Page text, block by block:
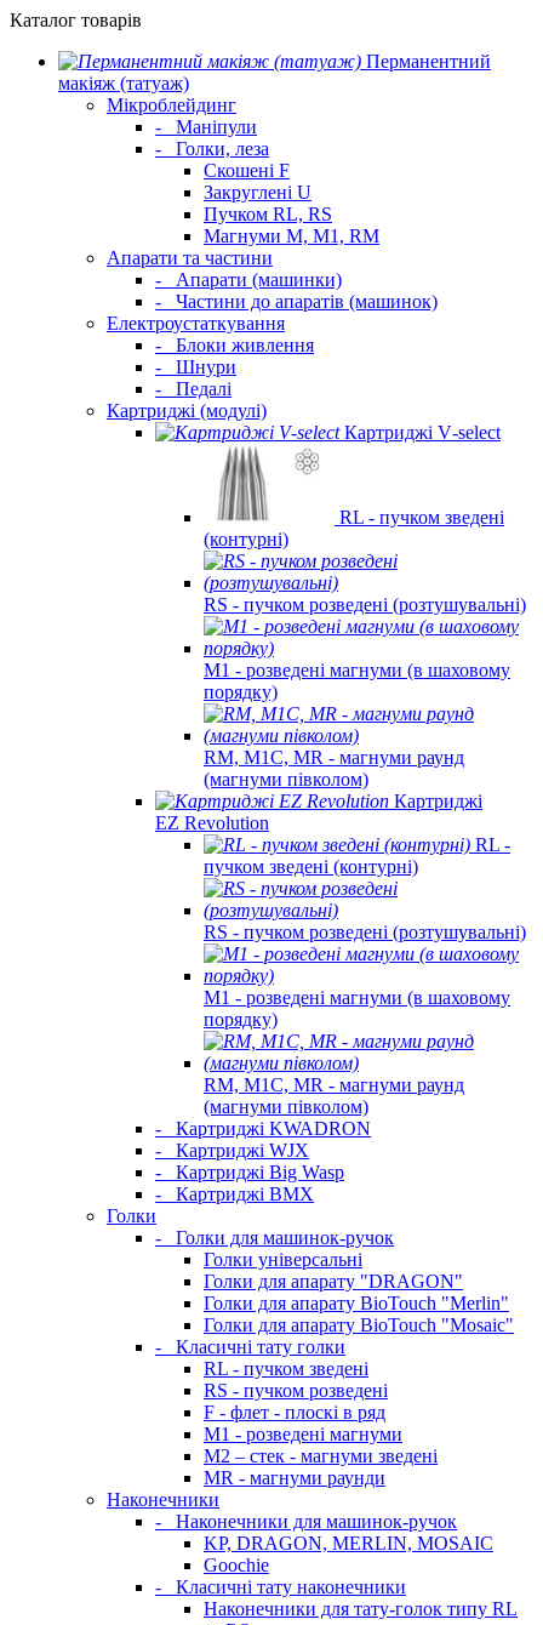
Каталог товарів
Перманентний
макіяж (татуаж)
Мікроблейдинг
-
Маніпули
-
Голки, леза
Скошені F
Закруглені U
Пучком RL, RS
Магнуми M, M1, RM
Апарати та частини
-
Апарати (машинки)
-
Частини до апаратів (машинок)
Електроустаткування
-
Блоки живлення
-
Шнури
-
Педалі
Картриджі (модулі)
Картриджі V‑select
RL - пучком зведені
(контурні)
RS - пучком розведені (розтушувальні)
M1 - розведені магнуми (в шаховому
порядку)
RM, M1C, MR - магнуми раунд
(магнуми півколом)
Картриджі
EZ Revolution
RL -
пучком зведені (контурні)
RS - пучком розведені (розтушувальні)
M1 - розведені магнуми (в шаховому
порядку)
RM, M1C, MR - магнуми раунд
(магнуми півколом)
-
Картриджі KWADRON
-
Картриджі WJX
-
Картриджі Big Wasp
-
Картриджі BMX
Голки
-
Голки для машинок-ручок
Голки універсальні
Голки для апарату "DRAGON"
Голки для апарату BioTouch "Merlin"
Голки для апарату BioTouch "Mosaic"
-
Класичні тату голки
RL - пучком зведені
RS - пучком розведені
F - флет - плоскі в ряд
M1 - розведені магнуми
M2 – стек - магнуми зведені
MR - магнуми раунди
Наконечники
-
Наконечники для машинок-ручок
KP, DRAGON, MERLIN, MOSAIC
Goochie
-
Класичні тату наконечники
Наконечники для тату-голок типу RL